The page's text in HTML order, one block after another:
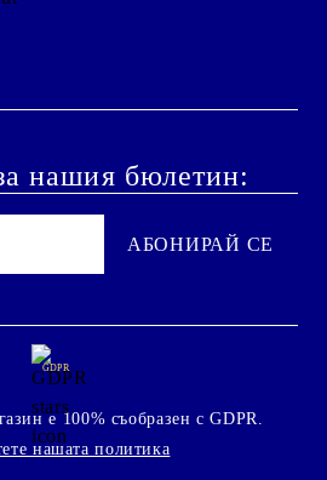
нашия бюлетин:
GDPR
е 100% съобразен с GDPR.
нашата политика